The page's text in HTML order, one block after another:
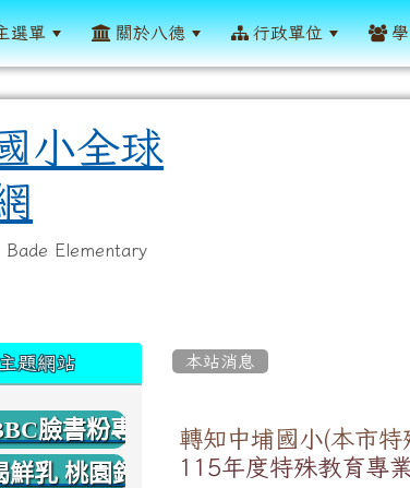
選單 關於八德 行政單位 學
小全球
Bade Elementary
本站消息
轉知中埔國小(本市
115年度特殊教育專
題網站
臉書粉專
鮮乳 桃園鈣